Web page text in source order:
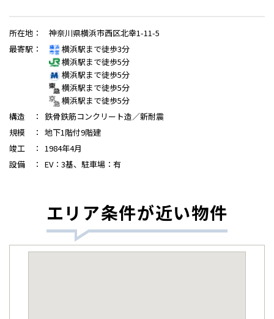
所在地 ：
神奈川県横浜市西区北幸1-11-5
最寄駅 ：
横浜駅まで徒歩3分
横浜駅まで徒歩5分
横浜駅まで徒歩5分
横浜駅まで徒歩5分
横浜駅まで徒歩5分
構造
： 鉄骨鉄筋コンクリート造／新耐震
規模
： 地下1階付9階建
竣工
： 1984年4月
設備
： EV：3基、駐車場：有
エリア条件が近い物件